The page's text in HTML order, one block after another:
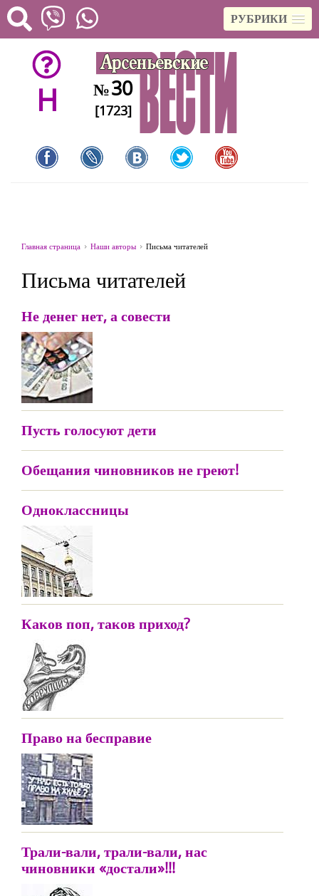
РУБРИКИ
H №30
[1723]
Главная страница Наши авторы Письма читателей
Письма читателей
Не денег нет, а совести
Пусть голосуют дети
Обещания чиновников не греют!
Одноклассницы
Каков поп, таков приход?
Право на бесправие
Трали-вали, трали-вали, нас
чиновники «достали»!!!